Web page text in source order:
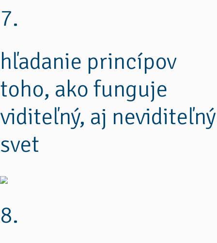
7.
hľadanie princípov
toho, ako funguje
viditeľný, aj neviditeľný
svet
8.